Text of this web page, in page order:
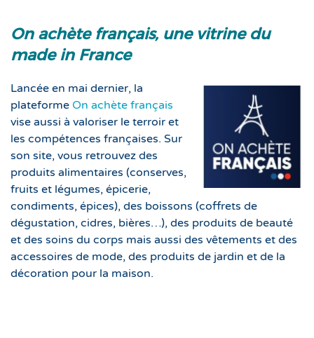
On achète français, une vitrine du
made in France
Lancée en mai dernier, la
plateforme On achète français
vise aussi à valoriser le terroir et
les compétences françaises. Sur
son site, vous retrouvez des
produits alimentaires (conserves,
fruits et légumes, épicerie,
condiments, épices), des boissons (coffrets de
dégustation, cidres, bières…), des produits de beauté
et des soins du corps mais aussi des vêtements et des
accessoires de mode, des produits de jardin et de la
décoration pour la maison.